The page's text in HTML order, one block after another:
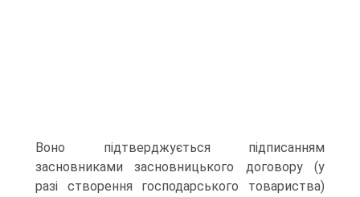
Воно підтверджується підписанням
засновниками засновницького договору (у
разі створення господарського товариства)